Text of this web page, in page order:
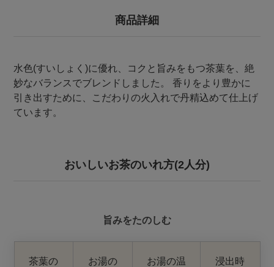
商品詳細
水色(すいしょく)に優れ、コクと旨みをもつ茶葉を、絶
妙なバランスでブレンドしました。 香りをより豊かに
引き出すために、こだわりの火入れで丹精込めて仕上げ
ています。
おいしいお茶のいれ方(2人分)
旨みをたのしむ
茶葉の
お湯の
お湯の温
浸出時